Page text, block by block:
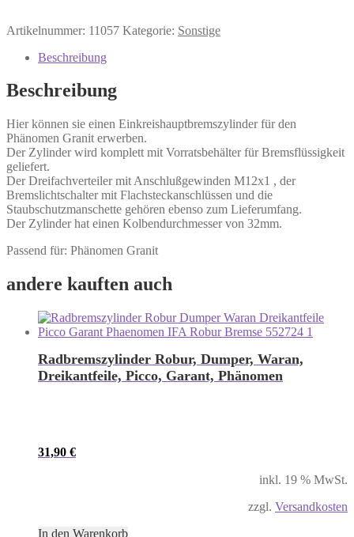
Artikelnummer: 11057 Kategorie: Sonstige
Beschreibung
Beschreibung
Hier können sie einen Einkreishauptbremszylinder für den
Phänomen Granit erwerben.
Der Zylinder wird komplett mit Vorratsbehälter für Bremsflüssigkeit
geliefert.
Der Dreifachverteiler mit Anschlußgewinden M12x1 , der
Bremslichtschalter mit Flachsteckanschlüssen und die
Staubschutzmanschette gehören ebenso zum Lieferumfang.
Der Zylinder hat einen Kolbendurchmesser von 32mm.
Passend für: Phänomen Granit
andere kauften auch
Radbremszylinder Robur, Dumper, Waran,
Dreikantfeile, Picco, Garant, Phänomen
31,90 €
inkl. 19 % MwSt.
zzgl. Versandkosten
In den Warenkorb